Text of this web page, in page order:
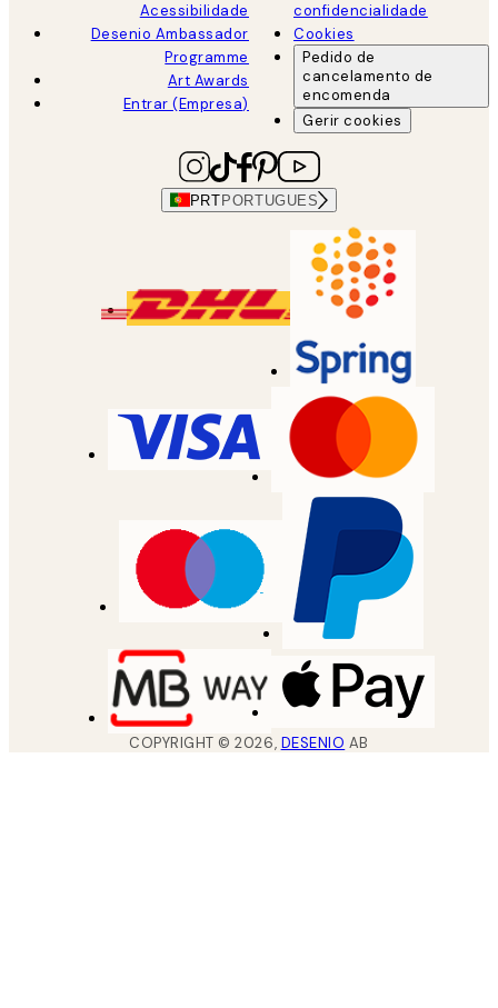
Acessibilidade
Desenio Ambassador
Programme
Art Awards
Entrar (Empresa)
confidencialidade
Cookies
Pedido de
cancelamento de
encomenda
Gerir cookies
PRTPORTUGUES
COPYRIGHT ©2026, DESENIO AB